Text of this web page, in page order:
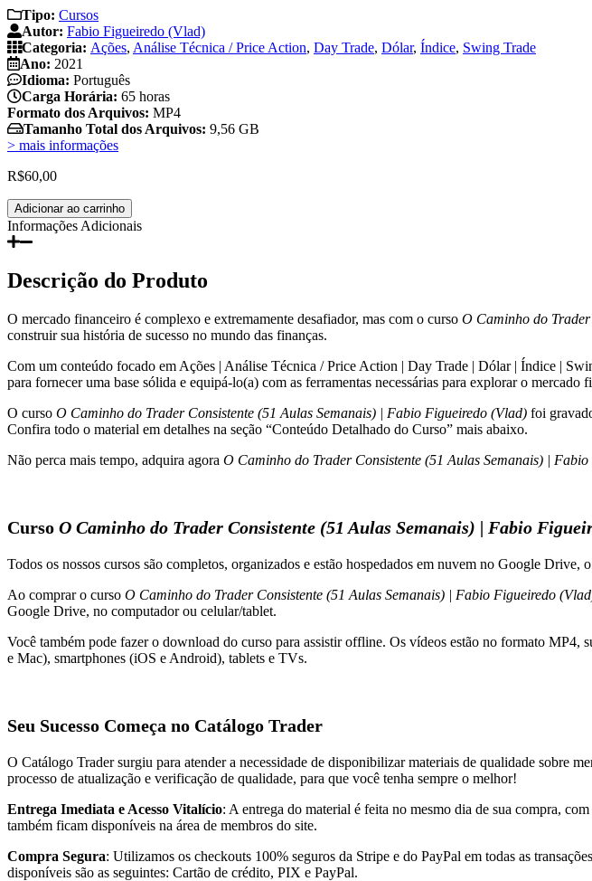
Tipo: Cursos
Autor: Fabio Figueiredo (Vlad)
Categoria: Ações, Análise Técnica / Price Action, Day Trade, Dólar, Índice, Swing Trade
Ano: 2021
Idioma: Português
Carga Horária: 65 horas
Formato dos Arquivos: MP4
Tamanho Total dos Arquivos: 9,56 GB
> mais informações
R$60,00
O
Caminho
do
Consistente
(51
Semanais)
|
Figueiredo
(Vlad)
Adicionar ao carrinho
Informações Adicionais
Descrição do Produto
O mercado financeiro é complexo e extremamente desafiador, mas com o curso O Caminho do
construir sua história de sucesso no mundo das finanças.
Com um conteúdo focado em Ações | Análise Técnica / Price Action | Day Trade | Dólar | Índice |
para fornecer uma base sólida e equipá-lo(a) com as ferramentas necessárias para explorar o mercado
O curso O Caminho do Trader Consistente (51 Aulas Semanais) | Fabio Figueiredo (Vlad) foi
Confira todo o material em detalhes na seção “Conteúdo Detalhado do Curso” mais abaixo.
Não perca mais tempo, adquira agora O Caminho do Trader Consistente (51 Aulas Semanais) |
Curso O Caminho do Trader Consistente (51 Aulas Semanais) | Fabio
Todos os nossos cursos são completos, organizados e estão hospedados em nuvem no Google
Ao comprar o curso O Caminho do Trader Consistente (51 Aulas Semanais) | Fabio Figueiredo
Google Drive, no computador ou celular/tablet.
Você também pode fazer o download do curso para assistir offline. Os vídeos estão no formato
e Mac), smartphones (iOS e Android), tablets e TVs.
Seu Sucesso Começa no Catálogo Trader
O Catálogo Trader surgiu para atender a necessidade de disponibilizar materiais de qualidade sobre
processo de atualização e verificação de qualidade, para que você tenha sempre o melhor!
Entrega Imediata e Acesso Vitalício: A entrega do material é feita no mesmo dia de sua compra,
também ficam disponíveis na área de membros do site.
Compra Segura: Utilizamos os checkouts 100% seguros da Stripe e do PayPal em todas as
disponíveis são as seguintes: Cartão de crédito, PIX e PayPal.